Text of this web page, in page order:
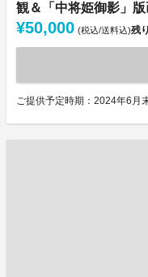
観＆「中将姫御影」
¥50,000 (税込/送料込)残り
ご提供予定時期：2024年6月